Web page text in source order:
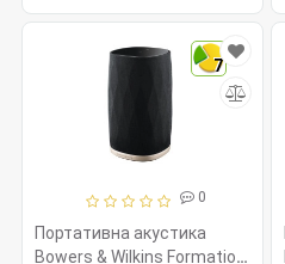
7
0
Портативна акустика
Bowers & Wilkins Formation